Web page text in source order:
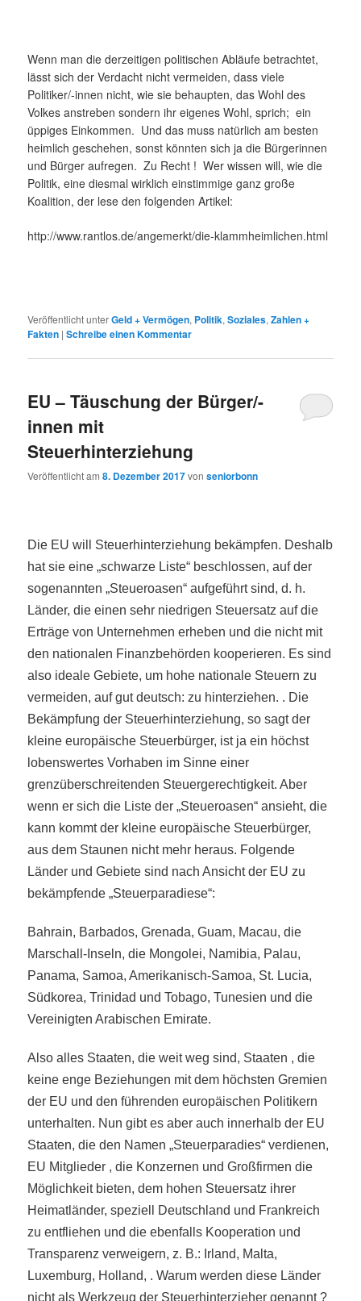
Wenn man die derzeitigen politischen Abläufe betrachtet,
lässt sich der Verdacht nicht vermeiden, dass viele
Politiker/-innen nicht, wie sie behaupten, das Wohl des
Volkes anstreben sondern ihr eigenes Wohl, sprich; ein
üppiges Einkommen. Und das muss natürlich am besten
heimlich geschehen, sonst könnten sich ja die Bürgerinnen
und Bürger aufregen. Zu Recht ! Wer wissen will, wie die
Politik, eine diesmal wirklich einstimmige ganz große
Koalition, der lese den folgenden Artikel:
http://www.rantlos.de/angemerkt/die-klammheimlichen.html
Veröffentlicht unterGeld + Vermögen, Politik,Soziales,Zahlen +
Fakten |Schreibe einen Kommentar
EU – Täuschung der Bürger/-
innen mit
Steuerhinterziehung
Veröffentlicht am8. Dezember 2017vonseniorbonn
Die EU will Steuerhinterziehung bekämpfen. Deshalb
hat sie eine „schwarze Liste“ beschlossen, auf der
sogenannten „Steueroasen“ aufgeführt sind, d. h.
Länder, die einen sehr niedrigen Steuersatz auf die
Erträge von Unternehmen erheben und die nicht mit
den nationalen Finanzbehörden kooperieren. Es sind
also ideale Gebiete, um hohe nationale Steuern zu
vermeiden, auf gut deutsch: zu hinterziehen. . Die
Bekämpfung der Steuerhinterziehung, so sagt der
kleine europäische Steuerbürger, ist ja ein höchst
lobenswertes Vorhaben im Sinne einer
grenzüberschreitenden Steuergerechtigkeit. Aber
wenn er sich die Liste der „Steueroasen“ ansieht, die
kann kommt der kleine europäische Steuerbürger,
aus dem Staunen nicht mehr heraus. Folgende
Länder und Gebiete sind nach Ansicht der EU zu
bekämpfende „Steuerparadiese“:
Bahrain, Barbados, Grenada, Guam, Macau, die
Marschall-Inseln, die Mongolei, Namibia, Palau,
Panama, Samoa, Amerikanisch-Samoa, St. Lucia,
Südkorea, Trinidad und Tobago, Tunesien und die
Vereinigten Arabischen Emirate.
Also alles Staaten, die weit weg sind, Staaten , die
keine enge Beziehungen mit dem höchsten Gremien
der EU und den führenden europäischen Politikern
unterhalten. Nun gibt es aber auch innerhalb der EU
Staaten, die den Namen „Steuerparadies“ verdienen,
EU Mitglieder , die Konzernen und Großfirmen die
Möglichkeit bieten, dem hohen Steuersatz ihrer
Heimatländer, speziell Deutschland und Frankreich
zu entfliehen und die ebenfalls Kooperation und
Transparenz verweigern, z. B.: Irland, Malta,
Luxemburg, Holland, . Warum werden diese Länder
nicht als Werkzeug der Steuerhinterzieher genannt ?